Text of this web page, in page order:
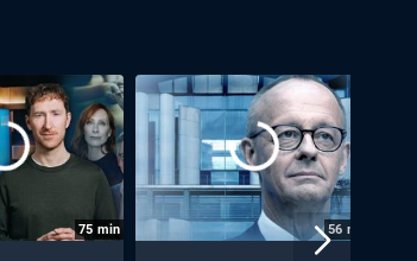
75 min 56 min